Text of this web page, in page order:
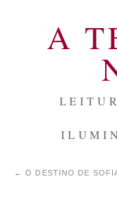
A
← O DESTINO DE